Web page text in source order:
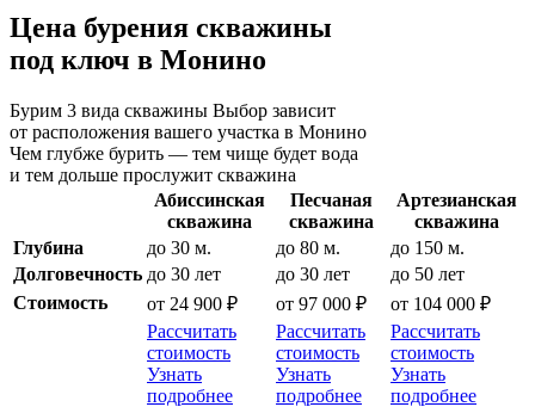
Цена бурения скважины
под ключ в Монино
Бурим 3 вида скважины Выбор зависит
от расположения вашего участка в Монино
Чем глубже бурить — тем чище будет вода
и тем дольше прослужит скважина
Абиссинская
скважина
Песчаная
скважина
Артезианская
скважина
Глубина
до 30 м. до 80 м.
до 150 м.
Долговечность до 30 лет до 30 лет
до 50 лет
Стоимость
от 24 900 ₽ от 97 000 ₽
от 104 000 ₽
Рассчитать
стоимость
Узнать
подробнее
Рассчитать
стоимость
Узнать
подробнее
Рассчитать
стоимость
Узнать
подробнее